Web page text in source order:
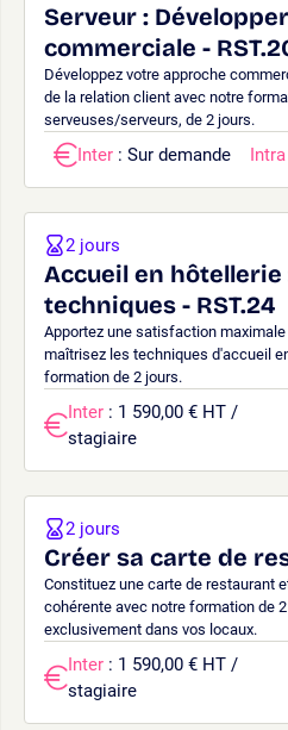
Serveur :
commerciale -
Développez votre approche
de la relation client avec notre
serveuses/serveurs, de 2 jours.
Inter : Sur demande Intra
Accueil en
techniques - RST.24
Apportez une satisfaction
maîtrisez les techniques d'accueil
formation de 2 jours.
2 jours
Inter : 1 590,00 € HT /
stagiaire
Créer sa carte de
Constituez une carte de restaurant
cohérente avec notre formation de
exclusivement dans vos locaux.
2 jours
Inter : 1 590,00 € HT /
stagiaire